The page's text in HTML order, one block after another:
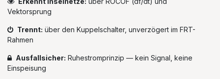
Vektorsprung
Trennt: über den Kuppelschalter, unverzögert im FRT-
Rahmen
Ausfallsicher: Ruhestromprinzip — kein Signal, keine
Einspeisung